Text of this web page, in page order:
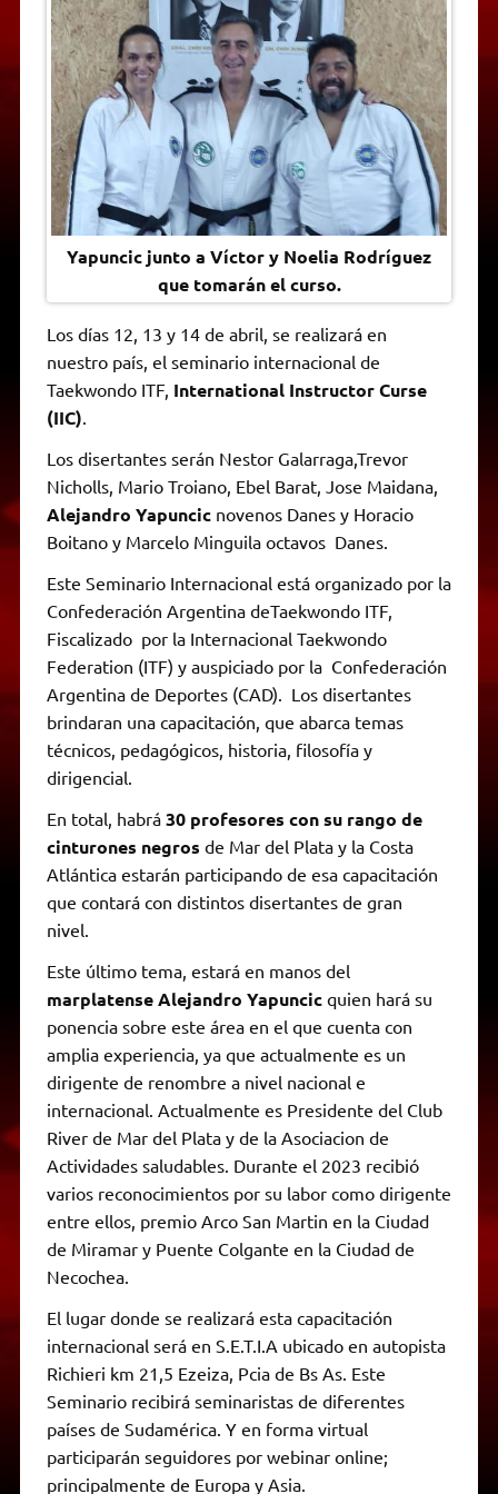
A
p
p
r
a
m
e
r
o
o
k
n
e
i
n
k
r
i
e
n
d
Yapuncic junto a Víctor y Noelia Rodríguez
que tomarán el curso.
Los días 12, 13 y 14 de abril, se realizará en
nuestro país, el seminario internacional de
Taekwondo ITF, International Instructor Curse
(IIC)
Los disertantes serán Nestor Galarraga,Trevor
Nicholls, Mario Troiano, Ebel Barat, Jose Maidana,
Alejandro Yapuncicnovenos Danes y Horacio
Boitano y Marcelo Minguila octavos Danes.
Este Seminario Internacional está organizado por la
Confederación Argentina deTaekwondo ITF,
Fiscalizado por la Internacional Taekwondo
Federation (ITF) y auspiciado por la Confederación
Argentina de Deportes (CAD). Los disertantes
brindaran una capacitación, que abarca temas
técnicos, pedagógicos, historia, filosofía y
dirigencial.
En total, habrá 30 profesores con su rango de
cinturones negros de Mar del Plata y la Costa
Atlántica estarán participando de esa capacitación
que contará con distintos disertantes de gran
nivel.
Este último tema, estará en manos del
marplatense Alejandro Yapuncicquien hará su
ponencia sobre este área en el que cuenta con
amplia experiencia, ya que actualmente es un
dirigente de renombre a nivel nacional e
internacional. Actualmente es Presidente del Club
River de Mar del Plata y de la Asociacion de
Actividades saludables. Durante el 2023 recibió
varios reconocimientos por su labor como dirigente
entre ellos, premio Arco San Martin en la Ciudad
de Miramar y Puente Colgante en la Ciudad de
Necochea.
El lugar donde se realizará esta capacitación
internacional será en S.E.T.I.A ubicado en autopista
Richieri km 21,5 Ezeiza, Pcia de Bs As. Este
Seminario recibirá seminaristas de diferentes
países de Sudamérica. Y en forma virtual
participarán seguidores por webinar online;
principalmente de Europa y Asia.